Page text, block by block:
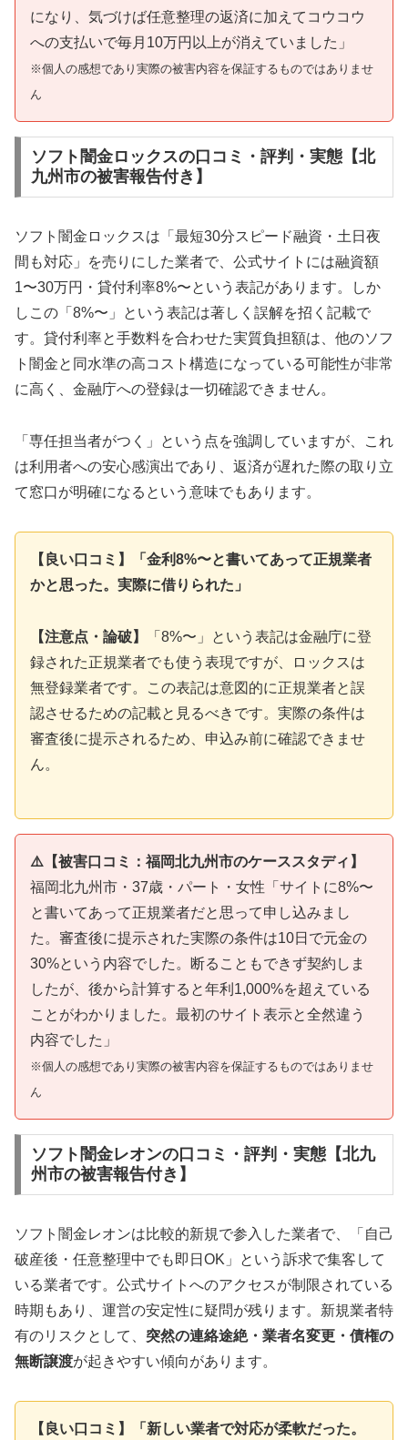
になり、気づけば任意整理の返済に加えてコウコウ
への支払いで毎月10万円以上が消えていました」
※個人の感想であり実際の被害内容を保証するものではありませ
ん
ソフト闇金ロックスの口コミ・評判・実態【北
九州市の被害報告付き】
ソフト闇金ロックスは「最短30分スピード融資・土日夜
間も対応」を売りにした業者で、公式サイトには融資額
1〜30万円・貸付利率8%〜という表記があります。しか
しこの「8%〜」という表記は著しく誤解を招く記載で
す。貸付利率と手数料を合わせた実質負担額は、他のソフ
ト闇金と同水準の高コスト構造になっている可能性が非常
に高く、金融庁への登録は一切確認できません。
「専任担当者がつく」という点を強調していますが、これ
は利用者への安心感演出であり、返済が遅れた際の取り立
て窓口が明確になるという意味でもあります。
【良い口コミ】「金利8%〜と書いてあって正規業者
かと思った。実際に借りられた」
【注意点・論破】
「8%〜」という表記は金融庁に登
録された正規業者でも使う表現ですが、ロックスは
無登録業者です。この表記は意図的に正規業者と誤
認させるための記載と見るべきです。実際の条件は
審査後に提示されるため、申込み前に確認できませ
ん。
⚠️【被害口コミ：福岡北九州市のケーススタディ】
福岡北九州市・37歳・パート・女性「サイトに8%〜
と書いてあって正規業者だと思って申し込みまし
た。審査後に提示された実際の条件は10日で元金の
30%という内容でした。断ることもできず契約しま
したが、後から計算すると年利1,000%を超えている
ことがわかりました。最初のサイト表示と全然違う
内容でした」
※個人の感想であり実際の被害内容を保証するものではありませ
ん
ソフト闇金レオンの口コミ・評判・実態【北九
州市の被害報告付き】
ソフト闇金レオンは比較的新規で参入した業者で、「自己
破産後・任意整理中でも即日OK」という訴求で集客して
いる業者です。公式サイトへのアクセスが制限されている
時期もあり、運営の安定性に疑問が残ります。新規業者特
有のリスクとして、 突然の連絡途絶・業者名変更・債権の
無断譲渡が起きやすい傾向があります。
【良い口コミ】「新しい業者で対応が柔軟だった。